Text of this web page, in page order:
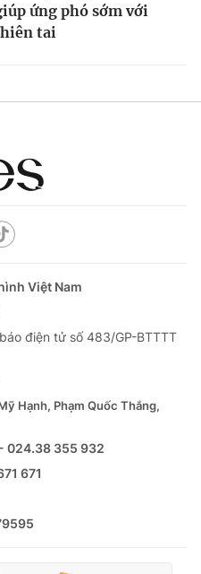
ứng phó sớm với
tai
Việt Nam
điện tử số 483/GP-BTTTT
Hạnh, Phạm Quốc Thắng,
024.38 355 932
671